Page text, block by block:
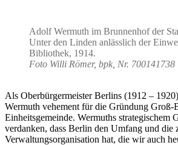
Adolf Wermuth im Brunnenhof der
Unter den Linden anlässlich der
Bibliothek, 1914.
Foto Willi Römer, bpk, Nr. 700141738
Als Oberbürgermeister Berlins (1912 –
Wermuth vehement für die Gründung Groß-
Einheitsgemeinde. Wermuths strategischem
verdanken, dass Berlin den Umfang und die
Verwaltungsorganisation hat, die wir auch